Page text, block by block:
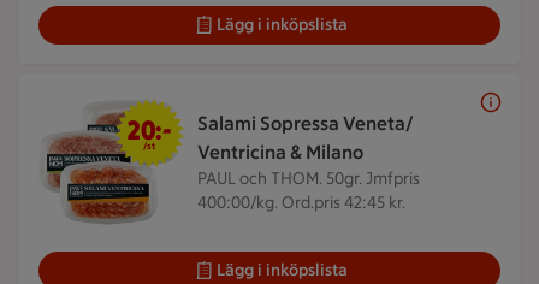
Lägg i inköpslista
Salami Sopressa Veneta/
Ventricina & Milano
PAUL och THOM. 50gr. Jmfpris
400:00/kg. Ord.pris 42:45 kr.
20 kr/st
20:-
/st
Lägg i inköpslista